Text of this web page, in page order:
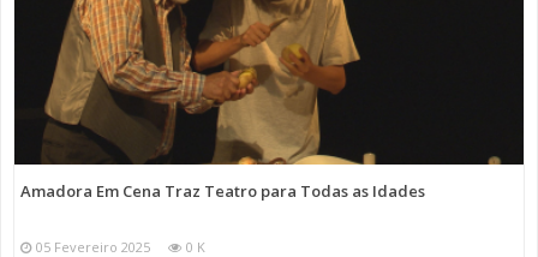
Amadora Em Cena Traz Teatro para Todas as Idades
05 Fevereiro 2025 0 K